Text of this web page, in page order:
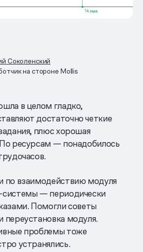
Соколенский
на стороне Mollis
в целом гладко,
достаточно четкие
плюс хорошая
ресурсам — понадобилось
по взаимодействию модуля
системы — периодически
Помогли советы
переустановка модуля.
проблемы тоже
устранялись.